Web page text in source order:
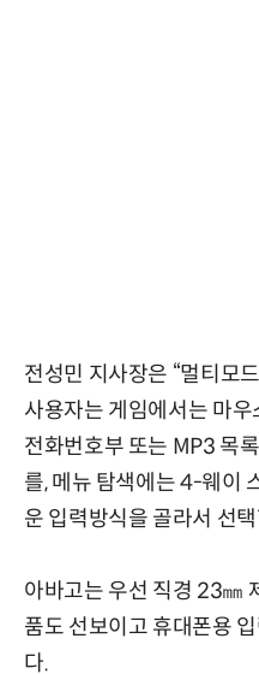
전성민 지사장은 “멀티모
사용자는 게임에서는 마
전화번호부 또는 MP3 목
를, 메뉴 탐색에는 4-웨이
운 입력방식을 골라서 선
아바고는 우선 직경 23㎜
품도 선보이고 휴대폰용
다.